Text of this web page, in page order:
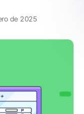
de 2025